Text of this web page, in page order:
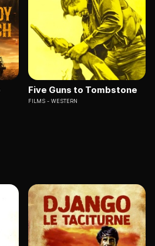
Five Guns to Tombstone
FILMS WESTERN